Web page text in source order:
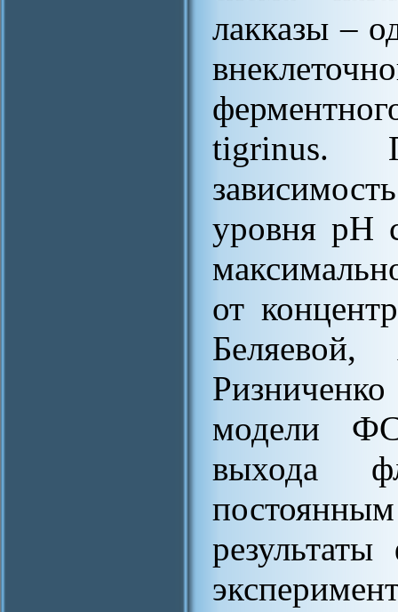
лакказы –
tigrinus.
уровня рН
от
модели
выхода